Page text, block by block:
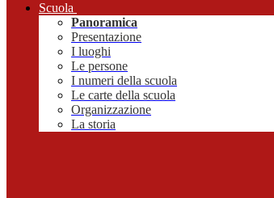
Scuola
Panoramica
Presentazione
I luoghi
Le persone
I numeri della scuola
Le carte della scuola
Organizzazione
La storia